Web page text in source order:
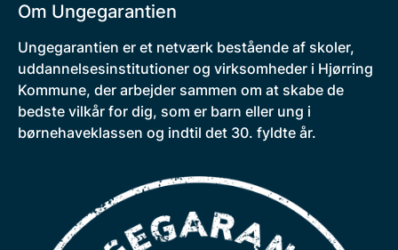
Om Ungegarantien
Ungegarantien er et netværk bestående af skoler,
uddannelsesinstitutioner og virksomheder i Hjørring
Kommune, der arbejder sammen om at skabe de
bedste vilkår for dig, som er barn eller ung i
børnehaveklassen og indtil det 30. fyldte år.